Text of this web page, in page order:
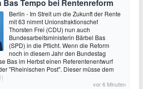
Bas Tempo bei Rentenreform
Berlin - Im Streit um die Zukunft der Rente
mit 63 nimmt Unionsfraktionschef
Thorsten Frei (CDU) nun auch
Bundesarbeitsministerin Bärbel Bas
(SPD) in die Pflicht. Wenn die Reform
noch in diesem Jahr den Bundestag
Bas im Herbst einen Referentenentwurf
"Rheinischen Post". Dieser müsse dem
vor 6 Minuten